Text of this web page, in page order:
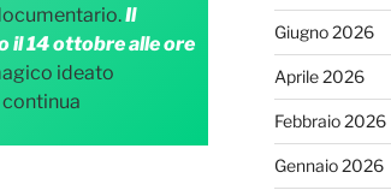
Il
il 14 ottobre alle ore
ideato
Giugno 2026
Aprile 2026
Febbraio 2026
Gennaio 2026